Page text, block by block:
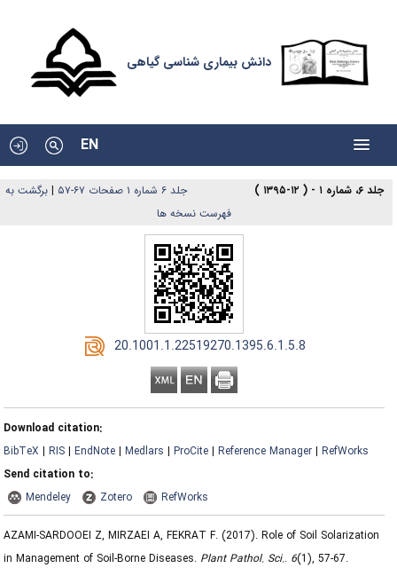
دانش بیماری شناسی گیاهی
EN
جلد ۶، شماره ۱ - ( ۱۲-۱۳۹۵ ) جلد ۶ شماره ۱ صفحات ۶۷-۵۷ | برگشت به
فهرست نسخه ها
‎ 20.1001.1.22519270.1395.6.1.5.8
Download citation:
BibTeX |RIS |EndNote |Medlars |ProCite |Reference Manager |RefWorks
Send citation to:
Mendeley
Zotero RefWorks
AZAMI-SARDOOEI Z, MIRZAEI A, FEKRAT F.(2017).Role of Soil Solarization
in Management of Soil-Borne Diseases.Plant Pathol. Sci..6(1), 57-67.